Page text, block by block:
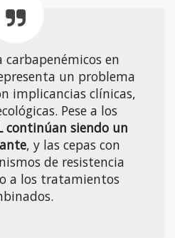
carbapenémicos en
un problema
implicancias clínicas,
Pese a los
continúan siendo un
, y las cepas con
de resistencia
a los tratamientos